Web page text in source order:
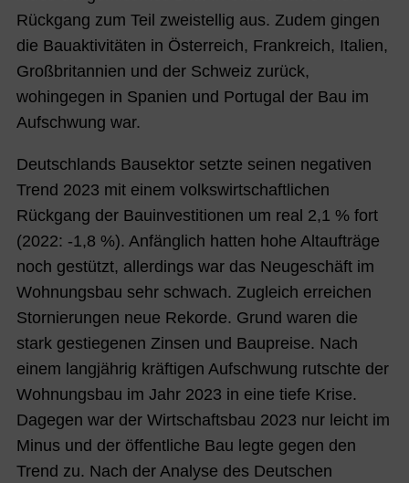
Rückgang zum Teil zweistellig aus. Zudem gingen
die Bauaktivitäten in Österreich, Frankreich, Italien,
Großbritannien und der Schweiz zurück,
wohingegen in Spanien und Portugal der Bau im
Aufschwung war.
Deutschlands Bausektor setzte seinen negativen
Trend 2023 mit einem volkswirtschaftlichen
Rückgang der Bauinvestitionen um real 2,1 % fort
(2022: -1,8 %). Anfänglich hatten hohe Altaufträge
noch gestützt, allerdings war das Neugeschäft im
Wohnungsbau sehr schwach. Zugleich erreichen
Stornierungen neue Rekorde. Grund waren die
stark gestiegenen Zinsen und Baupreise. Nach
einem langjährig kräftigen Aufschwung rutschte der
Wohnungsbau im Jahr 2023 in eine tiefe Krise.
Dagegen war der Wirtschaftsbau 2023 nur leicht im
Minus und der öffentliche Bau legte gegen den
Trend zu. Nach der Analyse des Deutschen